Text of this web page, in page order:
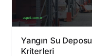
Yangın Su
Kriterleri